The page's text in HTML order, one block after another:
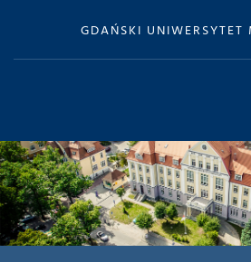
GDAŃSKI UNIWERSYTET